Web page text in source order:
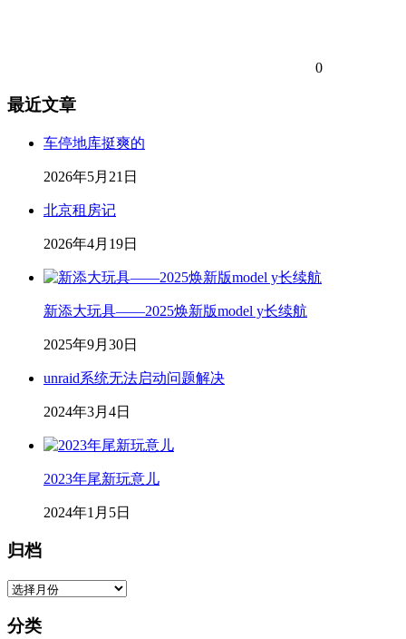
0
最近文章
车停地库挺爽的
2026年5月21日
北京租房记
2026年4月19日
新添大玩具——2025焕新版model y长续航
2025年9月30日
unraid系统无法启动问题解决
2024年3月4日
2023年尾新玩意儿
2024年1月5日
归档
归
分类